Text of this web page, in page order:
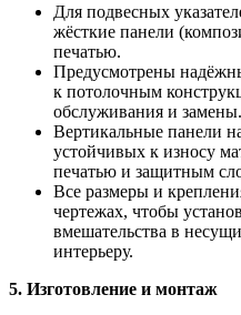
Для подвесных
жёсткие панели
печатью.
Предусмотрены
к потолочным
обслуживания и замены.
Вертикальные панели
устойчивых к износу
печатью и защитным
Все размеры и
чертежах, чтобы
вмешательства в
интерьеру.
5. Изготовление и монтаж